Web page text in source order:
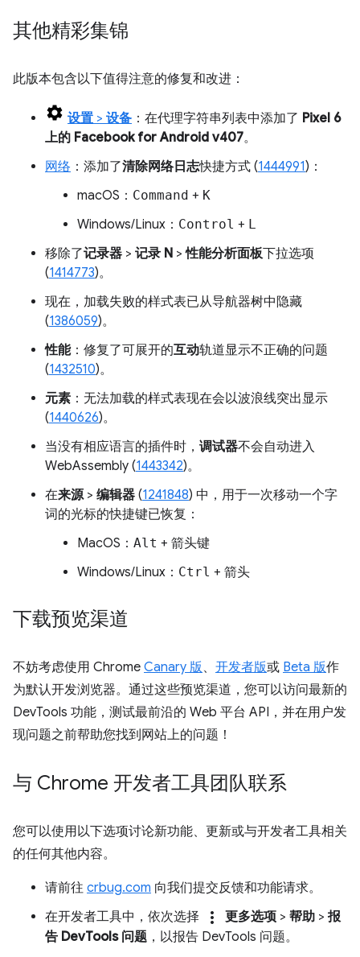
其他精彩集锦
此版本包含以下值得注意的修复和改进：
设置 > 设备 ：在代理字符串列表中添加了 Pixel 6
上的 Facebook for Android v407。
网络 ：添加了清除网络日志快捷方式 (1444991)：
macOS： Command + K
Windows/Linux： Control + L
移除了记录器 > 记录 N >性能分析面板下拉选项
(1414773)。
现在，加载失败的样式表已从导航器树中隐藏
(1386059)。
性能：修复了可展开的互动轨道显示不正确的问题
(1432510)。
元素 ：无法加载的样式表现在会以波浪线突出显示
(1440626)。
当没有相应语言的插件时， 调试器不会自动进入
WebAssembly (1443342)。
在来源> 编辑器 (1241848) 中，用于一次移动一个字
词的光标的快捷键已恢复：
MacOS： Alt + 箭头键
Windows/Linux： Ctrl + 箭头
下载预览渠道
不妨考虑使用 Chrome Canary 版、 开发者版或 Beta 版作
为默认开发浏览器。通过这些预览渠道，您可以访问最新的
DevTools 功能，测试最前沿的 Web 平台 API，并在用户发
现问题之前帮助您找到网站上的问题！
与 Chrome 开发者工具团队联系
您可以使用以下选项讨论新功能、更新或与开发者工具相关
的任何其他内容。
请前往 crbug.com 向我们提交反馈和功能请求。
在开发者工具中，依次选择
more_vert 更多选项 > 帮助 > 报
告 DevTools 问题 ，以报告 DevTools 问题。